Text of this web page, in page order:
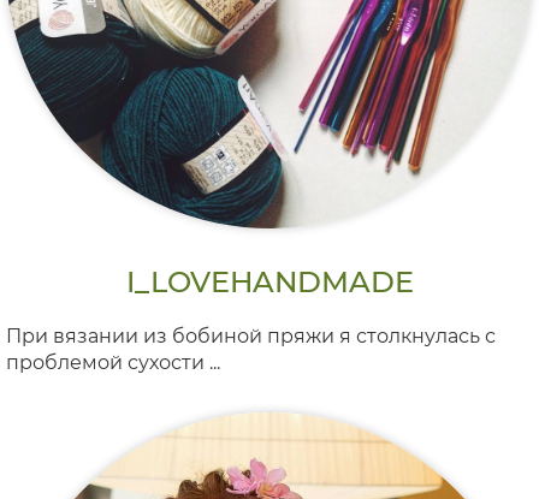
I_LOVEHANDMADE
При вязании из бобиной пряжи я столкнулась с
проблемой сухости ...